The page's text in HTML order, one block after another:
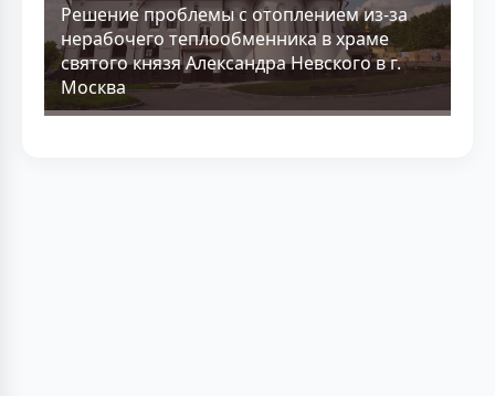
Решение проблемы с отоплением из-за
нерабочего теплообменника в храме
святого князя Александра Невского в г.
Москва